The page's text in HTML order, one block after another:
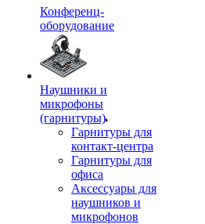
Конференц-
оборудование
Наушники и
микрофоны
(гарнитуры)
Гарнитуры для
контакт-центра
Гарнитуры для
офиса
Аксессуары для
наушников и
микрофонов